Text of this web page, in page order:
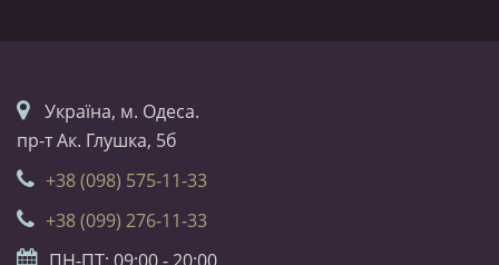
Українa, м. Одеса.
пр-т Ак. Глушка, 5б
+38 (098) 575-11-33
+38 (099) 276-11-33